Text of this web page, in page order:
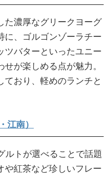
た濃厚なグリークヨーグ
に、ゴルゴンゾーラチー
ツバターといったユニー
が楽しめる点が魅力。
おり、軽めのランチと
江南）
ルトが選べることで話題
や紅茶など珍しいフレー